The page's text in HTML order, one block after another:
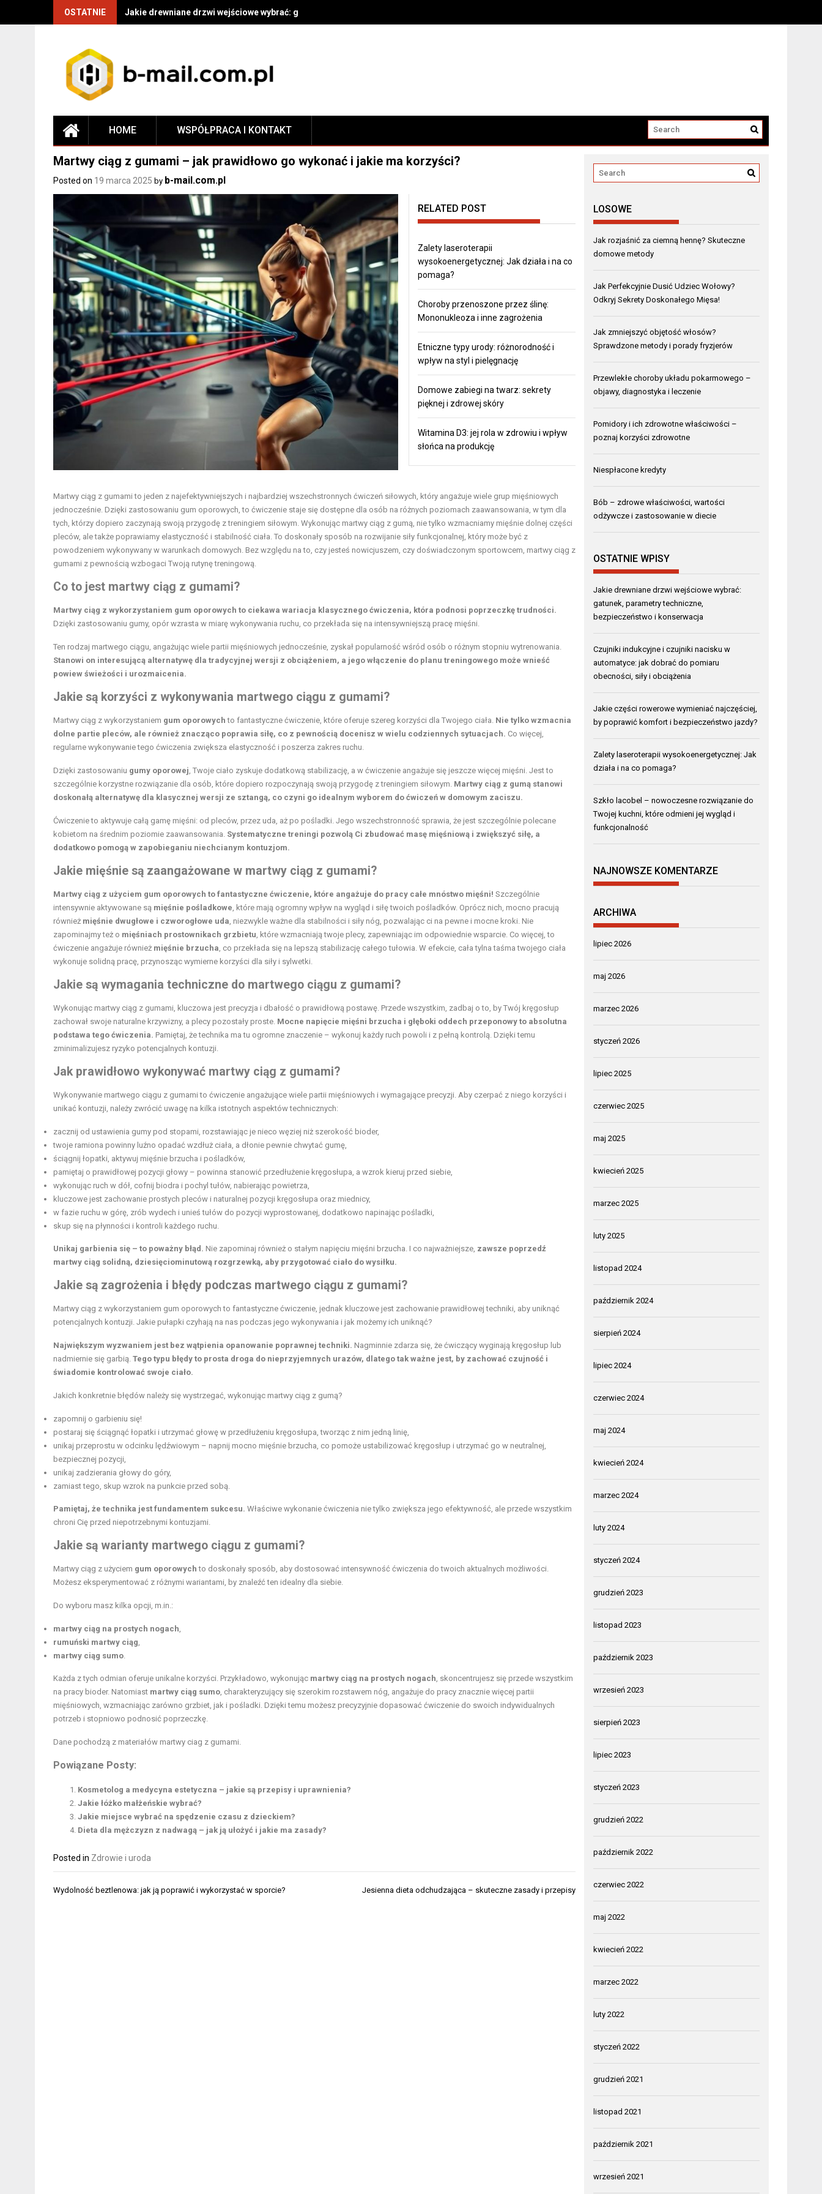
OSTATNIE Jakie drewniane drzwi wejściowe wybrać: gatunek, parametry techniczne, bezpieczeństwo i konserwacja
HOME WSPÓŁPRACA I KONTAKT
Martwy ciąg z gumami – jak prawidłowo go wykonać i jakie ma korzyści?
Posted on 19 marca 2025 by b-mail.com.pl
RELATED POST
Zalety laseroterapii
wysokoenergetycznej: Jak działa i na co
pomaga?
Choroby przenoszone przez ślinę:
Mononukleoza i inne zagrożenia
Etniczne typy urody: różnorodność i
wpływ na styl i pielęgnację
Domowe zabiegi na twarz: sekrety
pięknej i zdrowej skóry
Witamina D3: jej rola w zdrowiu i wpływ
słońca na produkcję
Martwy ciąg z gumami to jeden z najefektywniejszych i najbardziej wszechstronnych ćwiczeń siłowych, który angażuje wiele grup mięśniowych
jednocześnie. Dzięki zastosowaniu gum oporowych , to ćwiczenie staje się dostępne dla osób na różnych poziomach zaawansowania, w tym dla
tych, którzy dopiero zaczynają swoją przygodę z treningiem siłowym. Wykonując martwy ciąg z gumą, nie tylko wzmacniamy mięśnie dolnej części
pleców, ale także poprawiamy elastyczność i stabilność ciała. To doskonały sposób na rozwijanie siły funkcjonalnej, który może być z
powodzeniem wykonywany w warunkach domowych. Bez względu na to, czy jesteś nowicjuszem, czy doświadczonym sportowcem, martwy ciąg z
gumami z pewnością wzbogaci Twoją rutynę treningową.
Co to jest martwy ciąg z gumami?
Martwy ciąg z wykorzystaniem gum oporowych to ciekawa wariacja klasycznego ćwiczenia, która podnosi poprzeczkę trudności.
Dzięki zastosowaniu gumy, opór wzrasta w miarę wykonywania ruchu, co przekłada się na intensywniejszą pracę mięśni.
Ten rodzaj martwego ciągu, angażując wiele partii mięśniowych jednocześnie, zyskał popularność wśród osób o różnym stopniu wytrenowania.
Stanowi on interesującą alternatywę dla tradycyjnej wersji z obciążeniem, a jego włączenie do planu treningowego może wnieść
powiew świeżości i urozmaicenia.
Jakie są korzyści z wykonywania martwego ciągu z gumami?
Martwy ciąg z wykorzystaniem gum oporowych to fantastyczne ćwiczenie, które oferuje szereg korzyści dla Twojego ciała. Nie tylko wzmacnia
dolne partie pleców, ale również znacząco poprawia siłę, co z pewnością docenisz w wielu codziennych sytuacjach. Co więcej,
regularne wykonywanie tego ćwiczenia zwiększa elastyczność i poszerza zakres ruchu.
Dzięki zastosowaniu gumy oporowej , Twoje ciało zyskuje dodatkową stabilizację, a w ćwiczenie angażuje się jeszcze więcej mięśni. Jest to
szczególnie korzystne rozwiązanie dla osób, które dopiero rozpoczynają swoją przygodę z treningiem siłowym. Martwy ciąg z gumą stanowi
doskonałą alternatywę dla klasycznej wersji ze sztangą, co czyni go idealnym wyborem do ćwiczeń w domowym zaciszu.
Ćwiczenie to aktywuje całą gamę mięśni: od pleców, przez uda, aż po pośladki. Jego wszechstronność sprawia, że jest szczególnie polecane
kobietom na średnim poziomie zaawansowania. Systematyczne treningi pozwolą Ci zbudować masę mięśniową i zwiększyć siłę, a
dodatkowo pomogą w zapobieganiu niechcianym kontuzjom.
Jakie mięśnie są zaangażowane w martwy ciąg z gumami?
Martwy ciąg z użyciem gum oporowych to fantastyczne ćwiczenie, które angażuje do pracy całe mnóstwo mięśni! Szczególnie
intensywnie aktywowane są mięśnie pośladkowe , które mają ogromny wpływ na wygląd i siłę twoich pośladków. Oprócz nich, mocno pracują
również mięśnie dwugłowe i czworogłowe uda , niezwykle ważne dla stabilności i siły nóg , pozwalając ci na pewne i mocne kroki. Nie
zapominajmy też o mięśniach prostownikach grzbietu , które wzmacniają twoje plecy, zapewniając im odpowiednie wsparcie. Co więcej, to
ćwiczenie angażuje również mięśnie brzucha , co przekłada się na lepszą stabilizację całego tułowia. W efekcie, cała tylna taśma twojego ciała
wykonuje solidną pracę, przynosząc wymierne korzyści dla siły i sylwetki.
Jakie są wymagania techniczne do martwego ciągu z gumami?
Wykonując martwy ciąg z gumami, kluczowa jest precyzja i dbałość o prawidłową postawę. Przede wszystkim, zadbaj o to, by Twój kręgosłup
zachował swoje naturalne krzywizny, a plecy pozostały proste. Mocne napięcie mięśni brzucha i głęboki oddech przeponowy to absolutna
podstawa tego ćwiczenia. Pamiętaj, że technika ma tu ogromne znaczenie – wykonuj każdy ruch powoli i z pełną kontrolą. Dzięki temu
zminimalizujesz ryzyko potencjalnych kontuzji.
Jak prawidłowo wykonywać martwy ciąg z gumami?
Wykonywanie martwego ciągu z gumami to ćwiczenie angażujące wiele partii mięśniowych i wymagające precyzji. Aby czerpać z niego korzyści i
unikać kontuzji, należy zwrócić uwagę na kilka istotnych aspektów technicznych:
zacznij od ustawienia gumy pod stopami, rozstawiając je nieco węziej niż szerokość bioder,
twoje ramiona powinny luźno opadać wzdłuż ciała, a dłonie pewnie chwytać gumę,
ściągnij łopatki, aktywuj mięśnie brzucha i pośladków,
pamiętaj o prawidłowej pozycji głowy – powinna stanowić przedłużenie kręgosłupa, a wzrok kieruj przed siebie,
wykonując ruch w dół, cofnij biodra i pochyl tułów, nabierając powietrza,
kluczowe jest zachowanie prostych pleców i naturalnej pozycji kręgosłupa oraz miednicy,
w fazie ruchu w górę, zrób wydech i unieś tułów do pozycji wyprostowanej, dodatkowo napinając pośladki,
skup się na płynności i kontroli każdego ruchu.
Unikaj garbienia się – to poważny błąd. Nie zapominaj również o stałym napięciu mięśni brzucha. I co najważniejsze, zawsze poprzedź
martwy ciąg solidną, dziesięciominutową rozgrzewką, aby przygotować ciało do wysiłku.
Jakie są zagrożenia i błędy podczas martwego ciągu z gumami?
Martwy ciąg z wykorzystaniem gum oporowych to fantastyczne ćwiczenie, jednak kluczowe jest zachowanie prawidłowej techniki, aby uniknąć
potencjalnych kontuzji. Jakie pułapki czyhają na nas podczas jego wykonywania i jak możemy ich uniknąć?
Największym wyzwaniem jest bez wątpienia opanowanie poprawnej techniki. Nagminnie zdarza się, że ćwiczący wyginają kręgosłup lub
nadmiernie się garbią. Tego typu błędy to prosta droga do nieprzyjemnych urazów, dlatego tak ważne jest, by zachować czujność i
świadomie kontrolować swoje ciało.
Jakich konkretnie błędów należy się wystrzegać, wykonując martwy ciąg z gumą?
zapomnij o garbieniu się!
postaraj się ściągnąć łopatki i utrzymać głowę w przedłużeniu kręgosłupa, tworząc z nim jedną linię,
unikaj przeprostu w odcinku lędźwiowym – napnij mocno mięśnie brzucha, co pomoże ustabilizować kręgosłup i utrzymać go w neutralnej,
bezpiecznej pozycji,
unikaj zadzierania głowy do góry,
zamiast tego, skup wzrok na punkcie przed sobą.
Pamiętaj, że technika jest fundamentem sukcesu. Właściwe wykonanie ćwiczenia nie tylko zwiększa jego efektywność, ale przede wszystkim
chroni Cię przed niepotrzebnymi kontuzjami.
Jakie są warianty martwego ciągu z gumami?
Martwy ciąg z użyciem gum oporowych to doskonały sposób, aby dostosować intensywność ćwiczenia do twoich aktualnych możliwości.
Możesz eksperymentować z różnymi wariantami, by znaleźć ten idealny dla siebie.
Do wyboru masz kilka opcji, m.in.:
martwy ciąg na prostych nogach
rumuński martwy ciąg
martwy ciąg sumo
Każda z tych odmian oferuje unikalne korzyści. Przykładowo, wykonując martwy ciąg na prostych nogach , skoncentrujesz się przede wszystkim
na pracy bioder. Natomiast martwy ciąg sumo , charakteryzujący się szerokim rozstawem nóg, angażuje do pracy znacznie więcej partii
mięśniowych, wzmacniając zarówno grzbiet, jak i pośladki. Dzięki temu możesz precyzyjnie dopasować ćwiczenie do swoich indywidualnych
potrzeb i stopniowo podnosić poprzeczkę.
Dane pochodzą z materiałów martwy ciag z gumami
Powiązane Posty:
Kosmetolog a medycyna estetyczna – jakie są przepisy i uprawnienia?
Jakie łóżko małżeńskie wybrać?
Jakie miejsce wybrać na spędzenie czasu z dzieckiem?
Dieta dla mężczyzn z nadwagą – jak ją ułożyć i jakie ma zasady?
Posted in Zdrowie i uroda
Nawigacja
Wydolność beztlenowa: jak ją poprawić i wykorzystać w sporcie? Jesienna dieta odchudzająca – skuteczne zasady i przepisy
LOSOWE
Jak rozjaśnić za ciemną hennę? Skuteczne
domowe metody
Jak Perfekcyjnie Dusić Udziec Wołowy?
Odkryj Sekrety Doskonałego Mięsa!
Jak zmniejszyć objętość włosów?
Sprawdzone metody i porady fryzjerów
Przewlekłe choroby układu pokarmowego –
objawy, diagnostyka i leczenie
Pomidory i ich zdrowotne właściwości –
poznaj korzyści zdrowotne
Niespłacone kredyty
Bób – zdrowe właściwości, wartości
odżywcze i zastosowanie w diecie
OSTATNIE WPISY
Jakie drewniane drzwi wejściowe wybrać:
gatunek, parametry techniczne,
bezpieczeństwo i konserwacja
Czujniki indukcyjne i czujniki nacisku w
automatyce: jak dobrać do pomiaru
obecności, siły i obciążenia
Jakie części rowerowe wymieniać najczęściej,
by poprawić komfort i bezpieczeństwo jazdy?
Zalety laseroterapii wysokoenergetycznej: Jak
działa i na co pomaga?
Szkło lacobel – nowoczesne rozwiązanie do
Twojej kuchni, które odmieni jej wygląd i
funkcjonalność
NAJNOWSZE KOMENTARZE
ARCHIWA
lipiec 2026
maj 2026
marzec 2026
styczeń 2026
lipiec 2025
czerwiec 2025
maj 2025
kwiecień 2025
marzec 2025
luty 2025
listopad 2024
październik 2024
sierpień 2024
lipiec 2024
czerwiec 2024
maj 2024
kwiecień 2024
marzec 2024
luty 2024
styczeń 2024
grudzień 2023
listopad 2023
październik 2023
wrzesień 2023
sierpień 2023
lipiec 2023
styczeń 2023
grudzień 2022
październik 2022
czerwiec 2022
maj 2022
kwiecień 2022
marzec 2022
luty 2022
styczeń 2022
grudzień 2021
listopad 2021
październik 2021
wrzesień 2021